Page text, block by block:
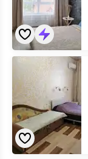
лучшие
«Студия
квартира-
студия
лучшие